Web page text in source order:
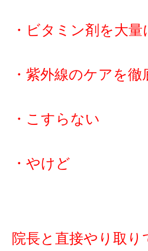
・ビタミン剤を大
・紫外線のケアを徹
・こすらない
・やけど
院長と直接やり取り